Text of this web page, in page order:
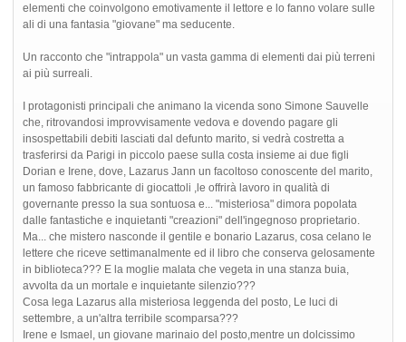
elementi che coinvolgono emotivamente il lettore e lo fanno volare sulle
ali di una fantasia "giovane" ma seducente.
Un racconto che "intrappola" un vasta gamma di elementi dai più terreni
ai più surreali.
I protagonisti principali che animano la vicenda sono Simone Sauvelle
che, ritrovandosi improvvisamente vedova e dovendo pagare gli
insospettabili debiti lasciati dal defunto marito, si vedrà costretta a
trasferirsi da Parigi in piccolo paese sulla costa insieme ai due figli
Dorian e Irene, dove, Lazarus Jann un facoltoso conoscente del marito,
un famoso fabbricante di giocattoli ,le offrirà lavoro in qualità di
governante presso la sua sontuosa e... "misteriosa" dimora popolata
dalle fantastiche e inquietanti "creazioni" dell'ingegnoso proprietario.
Ma... che mistero nasconde il gentile e bonario Lazarus, cosa celano le
lettere che riceve settimanalmente ed il libro che conserva gelosamente
in biblioteca??? E la moglie malata che vegeta in una stanza buia,
avvolta da un mortale e inquietante silenzio???
Cosa lega Lazarus alla misteriosa leggenda del posto, Le luci di
settembre, a un'altra terribile scomparsa???
Irene e Ismael, un giovane marinaio del posto,mentre un dolcissimo